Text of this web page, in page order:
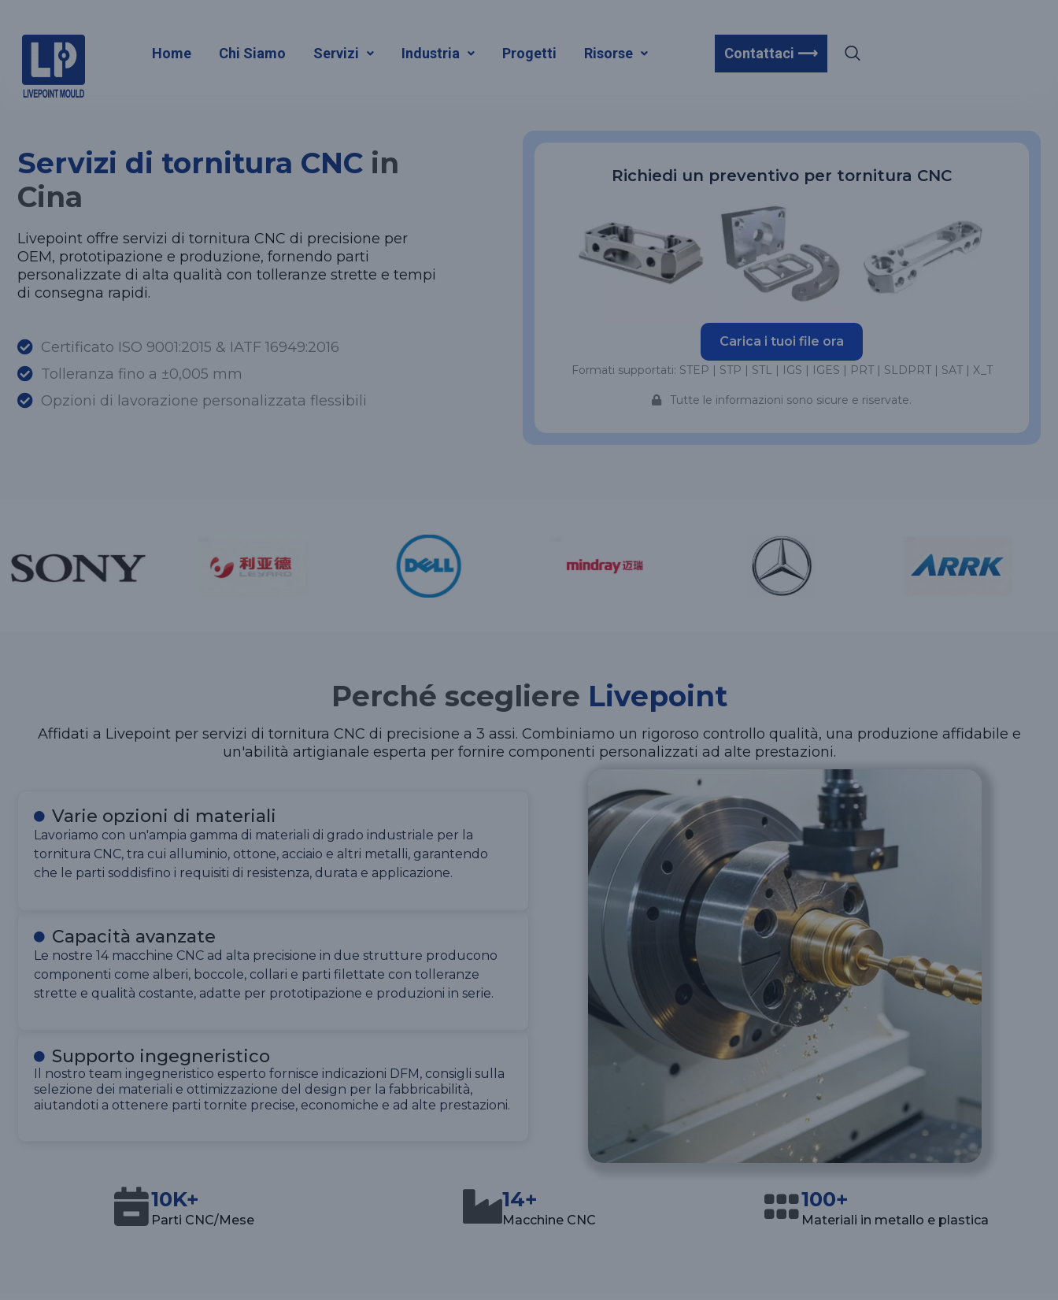
Home Chi Siamo Servizi Industria Progetti Risorse Contattaci ⟶
Tornitura CNC
Servizi di tornitura CNC in
Cina
Livepoint offre servizi di tornitura CNC di precisione per
OEM, prototipazione e produzione, fornendo parti
personalizzate di alta qualità con tolleranze strette e tempi
di consegna rapidi.
Certificato ISO 9001:2015 & IATF 16949:2016
Tolleranza fino a ±0,005 mm
Opzioni di lavorazione personalizzata flessibili
Richiedi un preventivo per tornitura CNC
Carica i tuoi file ora
Formati supportati: STEP | STP | STL | IGS | IGES | PRT | SLDPRT | SAT | X_T
Tutte le informazioni sono sicure e riservate.
Perché scegliere Livepoint
Affidati a Livepoint per servizi di tornitura CNC di precisione a 3 assi. Combiniamo un rigoroso controllo qualità, una produzione affidabile e
un'abilità artigianale esperta per fornire componenti personalizzati ad alte prestazioni.
Varie opzioni di materiali
Lavoriamo con un'ampia gamma di materiali di grado industriale per la
tornitura CNC, tra cui alluminio, ottone, acciaio e altri metalli, garantendo
che le parti soddisfino i requisiti di resistenza, durata e applicazione.
Capacità avanzate
Le nostre 14 macchine CNC ad alta precisione in due strutture producono
componenti come alberi, boccole, collari e parti filettate con tolleranze
strette e qualità costante, adatte per prototipazione e produzioni in serie.
Supporto ingegneristico
Il nostro team ingegneristico esperto fornisce indicazioni DFM, consigli sulla
selezione dei materiali e ottimizzazione del design per la fabbricabilità,
aiutandoti a ottenere parti tornite precise, economiche e ad alte prestazioni.
10K+
Parti CNC/Mese
14+
Macchine CNC
100+
Materiali in metallo e plastica